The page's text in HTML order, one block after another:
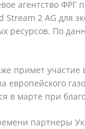
агентство
Stream 2 AG для
ресурсов. По
примет участие
европейского
в марте при
партнеры